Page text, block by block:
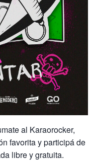
al Karaorocker,
favorita y participá de
libre y gratuita.